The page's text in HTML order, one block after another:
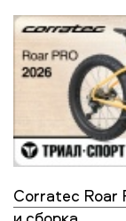
Corratec Roar